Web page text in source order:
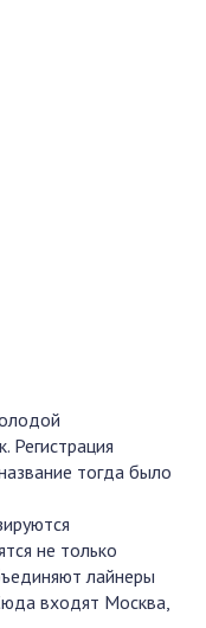
Регистрация
тогда было
не только
лайнеры
входят Москва,